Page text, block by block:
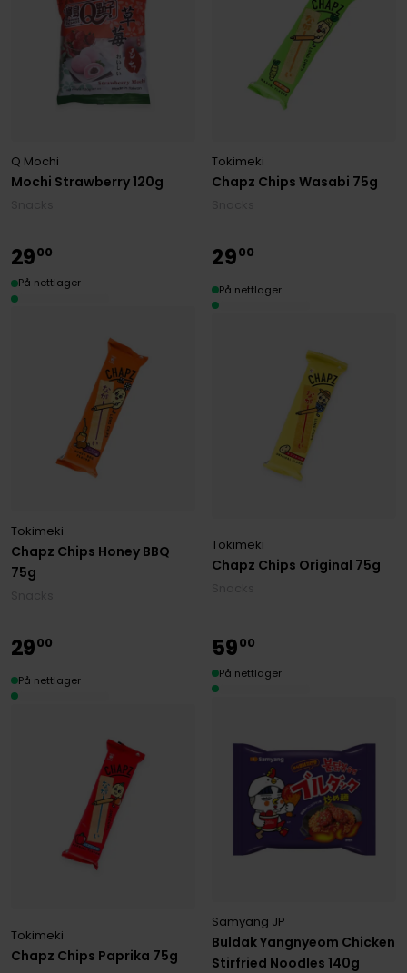
Mochi Strawberry 120g
Q Mochi
Chapz Chips Wasabi 75g
Tokimeki
Chapz Chips Honey BBQ
75g
Tokimeki
2900
På nettlager
Chapz Chips Original 75g
Tokimeki
2900
På nettlager
Chapz Chips Paprika 75g
Tokimeki
2900
På nettlager
Buldak Yangnyeom Chicken
Stirfried Noodles 140g
Samyang JP
5900
På nettlager